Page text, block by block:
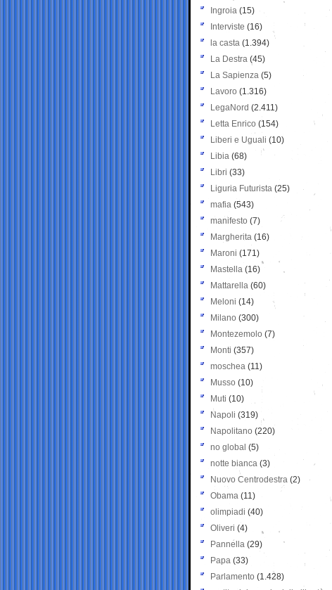
Ingroia (15)
Interviste (16)
la casta (1.394)
La Destra (45)
La Sapienza (5)
Lavoro (1.316)
LegaNord (2.411)
Letta Enrico (154)
Liberi e Uguali (10)
Libia (68)
Libri (33)
Liguria Futurista (25)
mafia (543)
manifesto (7)
Margherita (16)
Maroni (171)
Mastella (16)
Mattarella (60)
Meloni (14)
Milano (300)
Montezemolo (7)
Monti (357)
moschea (11)
Musso (10)
Muti (10)
Napoli (319)
Napolitano (220)
no global (5)
notte bianca (3)
Nuovo Centrodestra (2)
Obama (11)
olimpiadi (40)
Oliveri (4)
Pannella (29)
Papa (33)
Parlamento (1.428)